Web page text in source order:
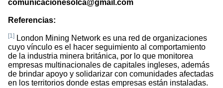
comunicacionesolca@gmail.com
Referencias:
[1] London Mining Network es una red de organizaciones
cuyo vínculo es el hacer seguimiento al comportamiento
de la industria minera británica, por lo que monitorea
empresas multinacionales de capitales ingleses, además
de brindar apoyo y solidarizar con comunidades afectadas
en los territorios donde estas empresas están instaladas.